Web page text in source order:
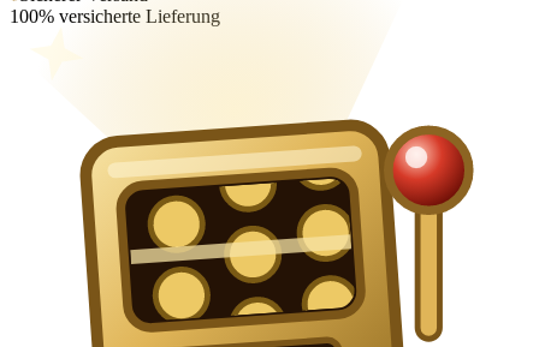
100% versicherte Lieferung